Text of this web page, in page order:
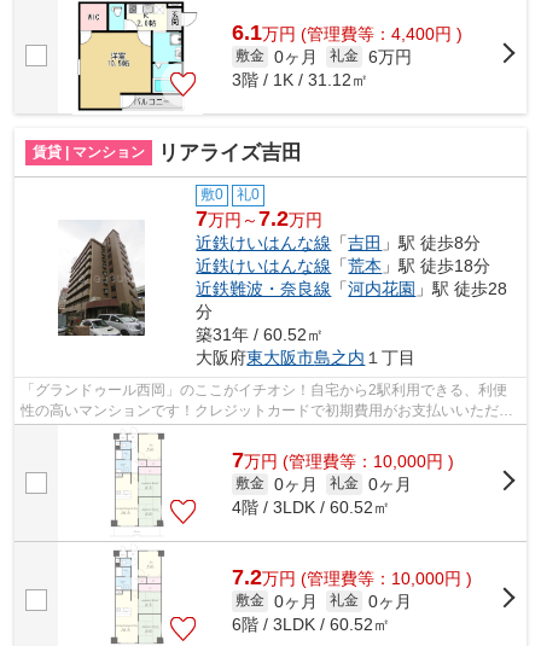
6.1万円 (管理費等：4,400円 )
敷金 0ヶ月 礼金 6万円
3階 / 1K / 31.12㎡
賃貸 | マンション リアライズ吉田
敷0 礼0
7万円～7.2万円
近鉄けいはんな線 「吉田 」駅 徒歩8分
近鉄けいはんな線 「荒本 」駅 徒歩18分
近鉄難波・奈良線 「河内花園 」駅 徒歩28
分
築31年 / 60.52㎡
大阪府東大阪市島之内 １丁目
「グランドゥール西岡」のここがイチオシ！自宅から2駅利用できる、利便
性の高いマンションです！クレジットカードで初期費用がお支払いいただけ
るので、決済の手間が軽減できます！ウ...
7万円 (管理費等：10,000円 )
敷金 0ヶ月 礼金 0ヶ月
4階 / 3LDK / 60.52㎡
7.2万円 (管理費等：10,000円 )
敷金 0ヶ月 礼金 0ヶ月
6階 / 3LDK / 60.52㎡